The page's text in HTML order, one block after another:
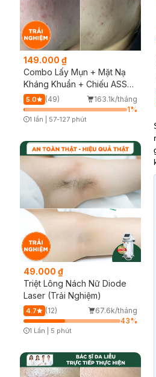
149.000 ₫
Combo Lấy Mụn + Mặt Nạ
Kháng Khuẩn + Chiếu ASSH
(Trải nghiệm)
5.0 (49)
163.1k/tháng
1%
1 lần 57-127 phút
49.000 ₫
Triệt Lông Nách Nữ Diode
Laser (Trải Nghiệm)
4.7 (12)
67.6k/tháng
43%
1 Lần 5 phút